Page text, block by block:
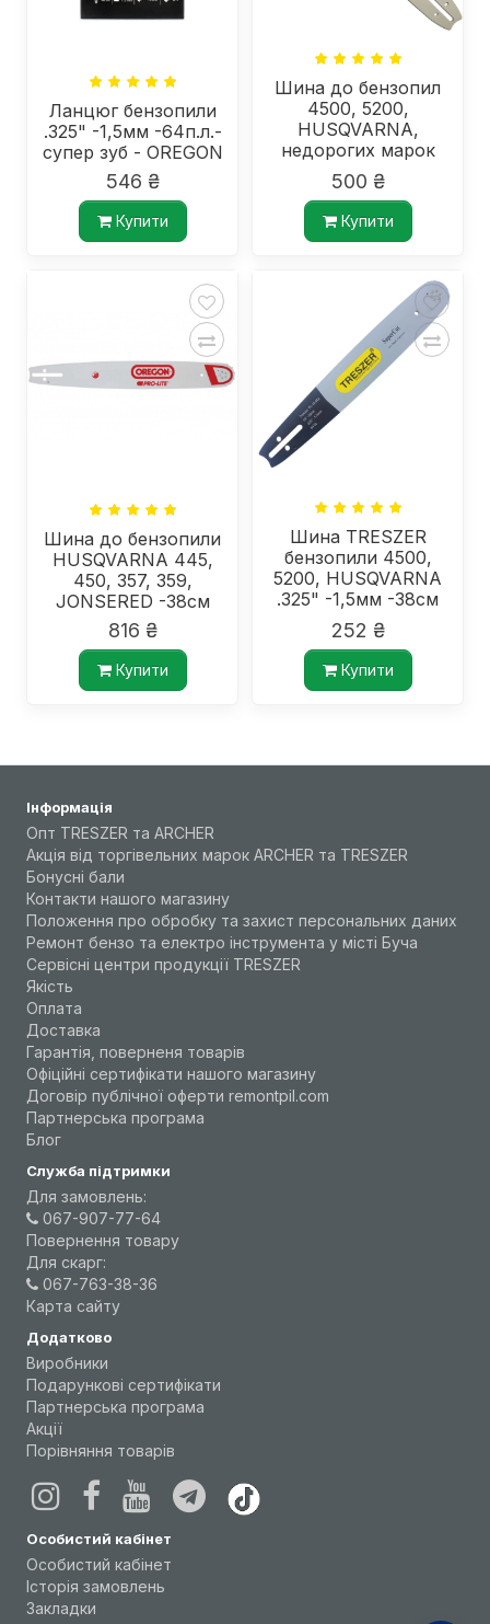
Ланцюг бензопили
.325" -1,5мм -64п.л.-
супер зуб - OREGON
546 ₴
Купити
Шина до бензопил
4500, 5200,
HUSQVARNA,
недорогих марок
-38см, паз 1,5мм
500 ₴
Купити
Шина до бензопили
HUSQVARNA 445,
450, 357, 359,
JONSERED -38см
816 ₴
Купити
Шина TRESZER
бензопили 4500,
5200, HUSQVARNA
.325" -1,5мм -38см
-64в.л.
252 ₴
Купити
Інформація
Опт TRESZER та ARCHER
Акція від торгівельних марок ARCHER та TRESZER
Бонусні бали
Контакти нашого магазину
Положення про обробку та захист персональних даних
Ремонт бензо та електро інструмента у місті Буча
Сервісні центри продукції TRESZER
Якість
Оплата
Доставка
Гарантія, поверненя товарів
Офіційні сертифікати нашого магазину
Договір публічної оферти remontpil.com
Партнерська програма
Блог
Служба підтримки
Для замовлень:
067-907-77-64
Повернення товару
Для скарг:
067-763-38-36
Карта сайту
Додатково
Виробники
Подарункові сертифікати
Партнерська програма
Акції
Порівняння товарів
Особистий кабінет
Особистий кабінет
Історія замовлень
Закладки